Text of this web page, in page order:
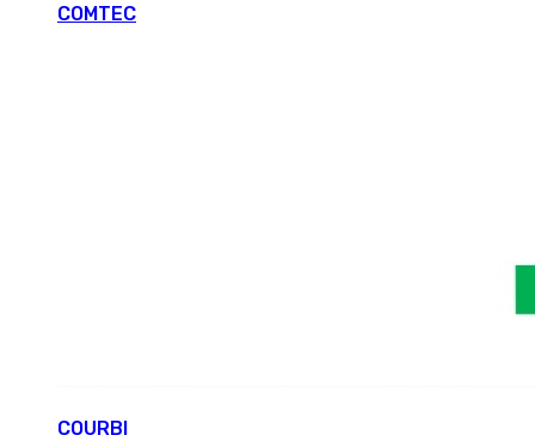
COMTEC
COURBI